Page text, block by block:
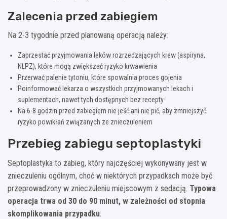
Zalecenia przed zabiegiem
Na 2-3 tygodnie przed planowaną operacją należy:
Zaprzestać przyjmowania leków rozrzedzających krew (aspiryna,
NLPZ), które mogą zwiększać ryzyko krwawienia
Przerwać palenie tytoniu, które spowalnia proces gojenia
Poinformować lekarza o wszystkich przyjmowanych lekach i
suplementach, nawet tych dostępnych bez recepty
Na 6-8 godzin przed zabiegiem nie jeść ani nie pić, aby zmniejszyć
ryzyko powikłań związanych ze znieczuleniem
Przebieg zabiegu septoplastyki
Septoplastyka to zabieg, który najczęściej wykonywany jest w
znieczuleniu ogólnym, choć w niektórych przypadkach może być
przeprowadzony w znieczuleniu miejscowym z sedacją. Typowa
operacja trwa od 30 do 90 minut, w zależności od stopnia
skomplikowania przypadku.